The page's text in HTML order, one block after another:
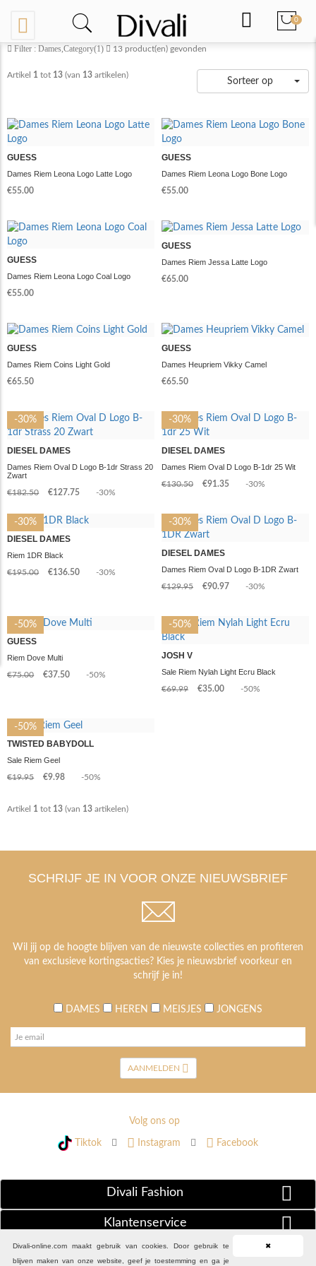
0
Filter : Dames,Category(1) 13 product(en) gevonden
Artikel 1 tot 13 (van 13 artikelen)
Sorteer op
GUESS
Dames Riem Leona Logo Latte Logo
€55.00
GUESS
Dames Riem Leona Logo Bone Logo
€55.00
GUESS
Dames Riem Leona Logo Coal Logo
€55.00
GUESS
Dames Riem Jessa Latte Logo
€65.00
GUESS
Dames Riem Coins Light Gold
€65.50
GUESS
Dames Heupriem Vikky Camel
€65.50
-30%
DIESEL DAMES
Dames Riem Oval D Logo B-1dr Strass 20
Zwart
€182.50
€127.75 -30%
-30%
DIESEL DAMES
Dames Riem Oval D Logo B-1dr 25 Wit
€130.50
€91.35 -30%
-30%
DIESEL DAMES
Riem 1DR Black
€195.00
€136.50 -30%
-30%
DIESEL DAMES
Dames Riem Oval D Logo B-1DR Zwart
€129.95
€90.97 -30%
-50%
GUESS
Riem Dove Multi
€75.00
€37.50 -50%
-50%
JOSH V
Sale Riem Nylah Light Ecru Black
€69.99
€35.00 -50%
-50%
TWISTED BABYDOLL
Sale Riem Geel
€19.95
€9.98 -50%
Artikel 1 tot 13 (van 13 artikelen)
SCHRIJF JE IN VOOR ONZE NIEUWSBRIEF
Wil jij op de hoogte blijven van de nieuwste collecties en profiteren
van exclusieve kortingsacties? Kies je nieuwsbrief voorkeur en
schrijf je in!
DAMES HEREN MEISJES JONGENS
AANMELDEN
Volg ons op
Tiktok Instagram Facebook
Divali Fashion
Klantenservice
Extra Informatie
✖
Divali-online.com maakt gebruik van cookies. Door gebruik te
blijven maken van onze website, geef je toestemming en ga je